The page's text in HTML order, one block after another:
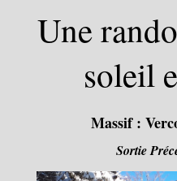
Une
soleil
Massif :
Sortie